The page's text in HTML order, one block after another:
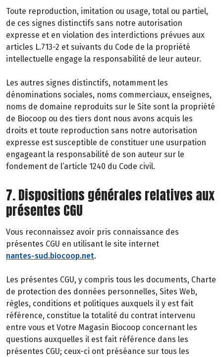
Toute reproduction, imitation ou usage, total ou partiel,
de ces signes distinctifs sans notre autorisation
expresse et en violation des interdictions prévues aux
articles L.713-2 et suivants du Code de la propriété
intellectuelle engage la responsabilité de leur auteur.
Les autres signes distinctifs, notamment les
dénominations sociales, noms commerciaux, enseignes,
noms de domaine reproduits sur le Site sont la propriété
de Biocoop ou des tiers dont nous avons acquis les
droits et toute reproduction sans notre autorisation
expresse est susceptible de constituer une usurpation
engageant la responsabilité de son auteur sur le
fondement de l’article 1240 du Code civil.
7. Dispositions générales relatives aux
présentes CGU
Vous reconnaissez avoir pris connaissance des
présentes CGU en utilisant le site internet
nantes-sud.biocoop.net.
Les présentes CGU, y compris tous les documents, Charte
de protection des données personnelles, Sites Web,
règles, conditions et politiques auxquels il y est fait
référence, constitue la totalité du contrat intervenu
entre vous et Votre Magasin Biocoop concernant les
questions auxquelles il est fait référence dans les
présentes CGU; ceux-ci ont préséance sur tous les